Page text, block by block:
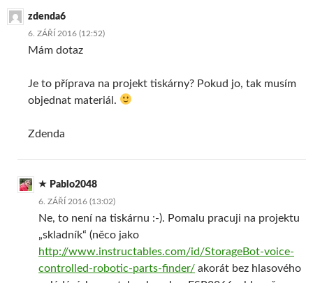
zdenda6
6. ZÁŘÍ 2016 (12:52)
Mám dotaz
Je to příprava na projekt tiskárny? Pokud jo, tak musím
objednat materiál.
Zdenda
Pablo2048
6. ZÁŘÍ 2016 (13:02)
Ne, to není na tiskárnu :-). Pomalu pracuji na projektu
„skladník“ (něco jako
http://www.instructables.com/id/StorageBot-voice-
controlled-robotic-parts-finder/ akorát bez hlasového